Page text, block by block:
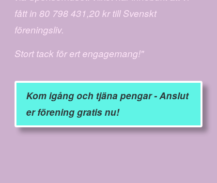
fått in 80 798 431,20 kr till Svenskt
föreningsliv.
Stort tack för ert engagemang!"
Kom igång och tjäna pengar - Anslut
er förening gratis nu!